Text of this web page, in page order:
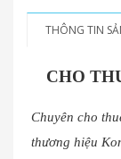
THÔNG TIN
CHO
Chuyên cho
thương hiệu